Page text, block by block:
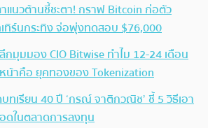
แนวต้านชี้ชะตา! กราฟ Bitcoin ก่อตัว
ทิร์นกระทิง จ่อพุ่งทดสอบ $76,000
ลึกมุมมอง CIO Bitwise ทำไม 12-24 เดือน
น้าคือ ยุคทองของ Tokenization
ทเรียน 40 ปี ‘กรณ์ จาติกวณิช’ ชี้ 5 วิธีเอา
ดในตลาดการลงทุน